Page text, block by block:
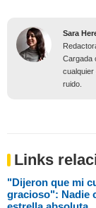
Sara
Cargada
cualquier
ruido.
Links
"Dijeron que mi
gracioso": Nadie